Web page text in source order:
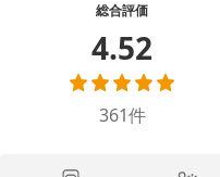
総合評価
4.52
361件